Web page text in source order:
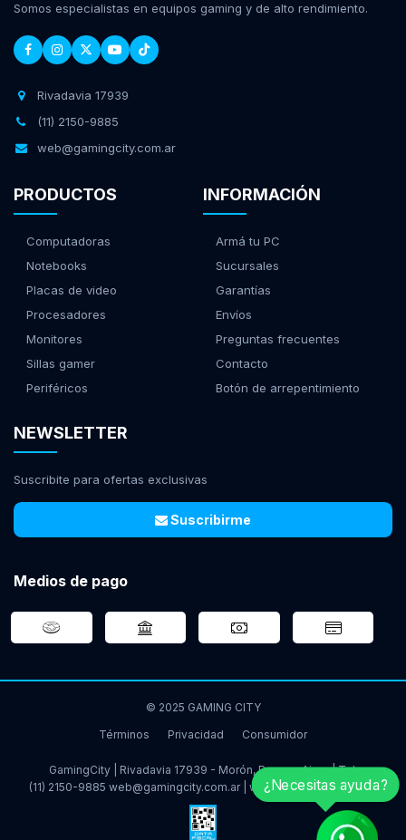
Somos especialistas en equipos gaming y de alto rendimiento.
Rivadavia 17939
(11) 2150-9885
web@gamingcity.com.ar
PRODUCTOS
Computadoras
Notebooks
Placas de video
Procesadores
Monitores
Sillas gamer
Periféricos
INFORMACIÓN
Armá tu PC
Sucursales
Garantías
Envíos
Preguntas frecuentes
Contacto
Botón de arrepentimiento
NEWSLETTER
Suscribite para ofertas exclusivas
Suscribirme
Medios de pago
© 2025 GAMING CITY
Términos
Privacidad Consumidor
GamingCity | Rivadavia 17939 - Morón, Buenos Aires | Tel:
(11) 2150-9885 web@gamingcity.com.ar www.gamingcity.com.ar
¿Necesitas ayuda?